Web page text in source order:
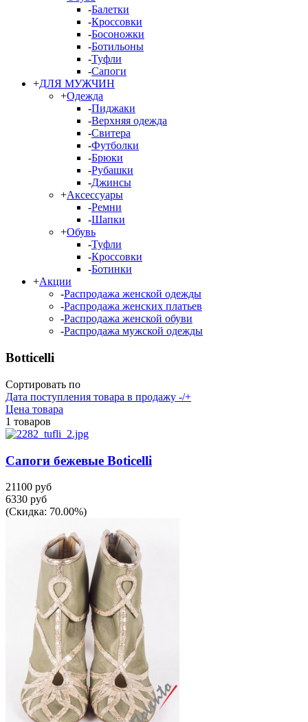
-Балетки
-Кроссовки
-Босоножки
-Ботильоны
-Туфли
-Сапоги
+ДЛЯ МУЖЧИН
+Одежда
-Пиджаки
-Верхняя одежда
-Свитера
-Футболки
-Брюки
-Рубашки
-Джинсы
+Аксессуары
-Ремни
-Шапки
+Обувь
-Туфли
-Кроссовки
-Ботинки
+Акции
-Распродажа женской одежды
-Распродажа женских платьев
-Распродажа женской обуви
-Распродажа мужской одежды
Botticelli
Сортировать по
Дата поступления товара в продажу -/+
Цена товара
1 товаров
Сапоги бежевые Boticelli
21100 руб
6330 руб
(Скидка: 70.00%)